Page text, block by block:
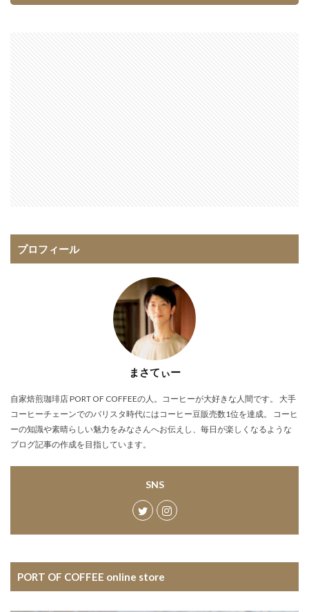
プロフィール
まさてぃー
自家焙煎珈琲店 PORT OF COFFEEの人。コーヒーが大好きな人間です。 大手
コーヒーチェーンでのバリスタ時代にはコーヒー豆販売数1位を達成。 コーヒ
ーの知識や素晴らしい魅力をみなさんへお伝えし、毎日が楽しくなるような
ブログ記事の作成を目指しています。
SNS
PORT OF COFFEE online store